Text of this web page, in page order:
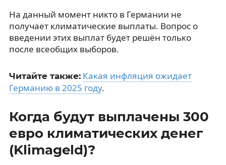
На данный момент никто в Германии не
получает климатические выплаты. Вопрос о
введении этих выплат будет решён только
после всеобщих выборов.
Читайте также: Какая инфляция ожидает
Германию в 2025 году.
Когда будут выплачены 300
евро климатических денег
(Klimageld)?